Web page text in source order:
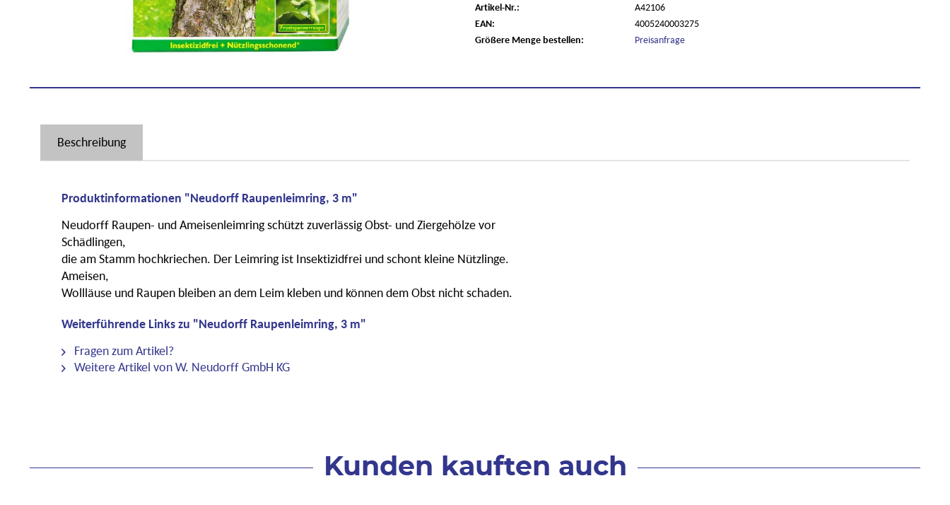
Artikel-Nr.:
A42106
EAN:
4005240003275
Größere Menge bestellen:
Preisanfrage
Beschreibung
Produktinformationen "Neudorff Raupenleimring, 3 m"
Neudorff Raupen- und Ameisenleimring schützt zuverlässig Obst- und Ziergehölze vor
Schädlingen,
die am Stamm hochkriechen. Der Leimring ist Insektizidfrei und schont kleine Nützlinge.
Ameisen,
Wollläuse und Raupen bleiben an dem Leim kleben und können dem Obst nicht schaden.
Weiterführende Links zu "Neudorff Raupenleimring, 3 m"
Fragen zum Artikel?
Weitere Artikel von W. Neudorff GmbH KG
Kunden kauften auch